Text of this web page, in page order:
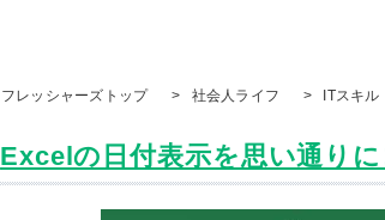
フレッシャーズトップ > 社会人ライフ > ITスキル
Excelの日付表示を思い通り